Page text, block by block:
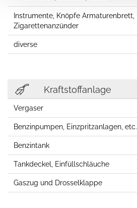
Instrumente, Knöpfe Armaturenbrett,
Zigarettenanzünder
diverse
Kraftstoffanlage
Vergaser
Benzinpumpen, Einzpritzanlagen, etc.
Benzintank
Tankdeckel, Einfüllschläuche
Gaszug und Drosselklappe